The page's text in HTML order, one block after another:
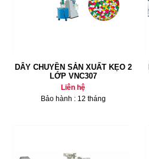
DÂY CHUYỀN SẢN XUẤT KẸO 2
LỚP VNC307
Liên hệ
Bảo hành : 12 tháng